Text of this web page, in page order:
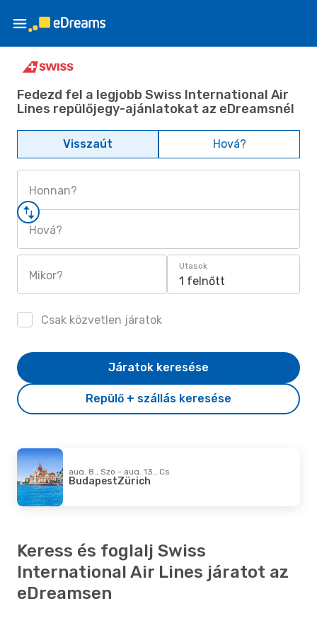
Fedezd fel a legjobb Swiss International Air
Lines repülőjegy-ajánlatokat az eDreamsnél
Visszaút Hová?
Honnan?
Hová?
Mikor?
Utasok
1 felnőtt
Csak közvetlen járatok
Repülő + szállás keresése
Járatok keresése
aug. 8., Szo - aug. 13., Cs
BudapestZürich
Keress és foglalj Swiss
International Air Lines járatot az
eDreamsen